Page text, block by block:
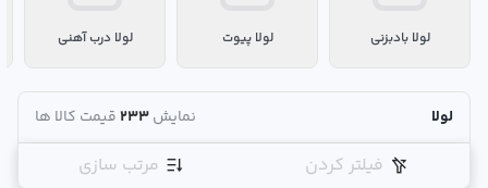
لولا بادبزنی لولا پیوت لولا درب آهنی
لولا نمایش233قیمت کالا ها
فیلتر کردن مرتب سازی